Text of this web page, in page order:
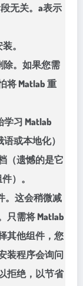
无关。a表示
。
除。如果您需
将 Matlab 重
习 Matlab
或本地化）
（遗憾的是它
）。
。这会稍微减
只需将 Matlab
其他组件，您
装程序会询问
拒绝，以节省